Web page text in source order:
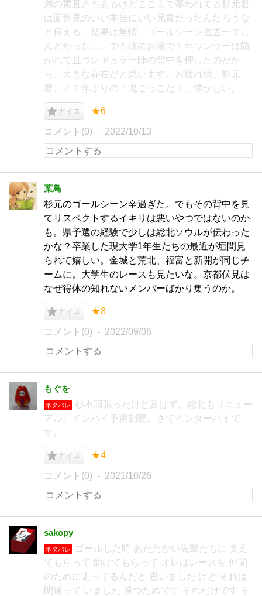
弟の素直さもあるけどここまで慕われてる杉元君
は面倒見のいい本当にいい兄貴だったんだろうな
と伺える。結果は無情、ゴールシーン過去一でし
んどかった…。でも彼のお陰で１年ワンツーは防
がれて且つレギュラー陣の背中を押したのだか
ら、大きな存在だと思います。お疲れ様、杉元
君。／１年ぶりの「鬼ごっこだ！」懐かしい。
ナイス ★6
コメント(0) 2022/10/13
葉鳥
杉元のゴールシーン辛過ぎた。でもその背中を見
てリスペクトするイキリは悪いやつではないのか
も。県予選の経験で少しは総北ソウルが伝わった
かな？卒業した現大学1年生たちの最近が垣間見
られて嬉しい。金城と荒北、福富と新開が同じチ
ームに。大学生のレースも見たいな。京都伏見は
なぜ得体の知れないメンバーばかり集うのか。
ナイス ★8
コメント(0) 2022/09/06
もぐを
ネタバレ
杉本頑張ったけど及ばず。総北もリニュー
アル。インハイ予選制覇。さてインターハイで
す。
ナイス ★4
コメント(0) 2021/10/26
sakopy
ネタバレ
ゴールした時 あたたかい先輩たちに 支え
てもらって 助けてもらって オレはレースを 仲間
のために走ってるんだと 思いました けど それは
間違って いました 勝つためです それだけです そ